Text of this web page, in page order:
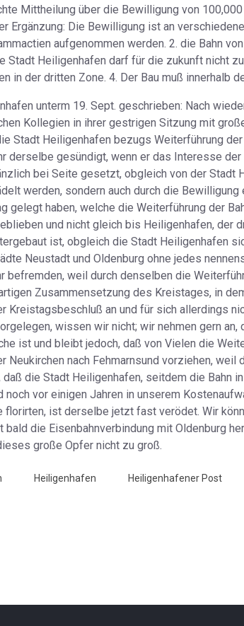
Mittheilung über die Bewilligung von
Ergänzung: Die Bewilligung ist an
aufgenommen werden. 2. die Bahn
Stadt Heiligenhafen darf für die zukunft nicht
in der dritten Zone. 4. Der Bau muß innerhalb
unterm 19. Sept. geschrieben: Nach
Kollegien in ihrer gestrigen Sitzung mit
Stadt Heiligenhafen bezugs Weiterführung
derselbe gesündigt, wenn er das Interesse
bei Seite gesetzt, obgleich von der Stadt
werden, sondern auch durch die
gelegt haben, welche die Weiterführung der
und nicht gleich bis Heiligenhafen,
ist, obgleich die Stadt Heiligenhafen
Neustadt und Oldenburg ohne jedes
befremden, weil durch denselben die
Zusammensetzung des Kreistages, in
an und für sich allerdings
wissen wir nicht; wir nehmen gern
ist und bleibt jedoch, daß von Vielen die
Neukirchen nach Fehmarnsund vorziehen,
die Stadt Heiligenhafen, seitdem die Bahn
noch vor einigen Jahren in unserem
ist derselbe jetzt fast verödet. Wir
bald die Eisenbahnverbindung mit Oldenburg
große Opfer nicht zu groß.
Heiligenhafen Heiligenhafener Post
den Bau der Eisenbahn - HP 20.9.1884
Ahrensbök nach Gleschendorf - HP 29.10.1884